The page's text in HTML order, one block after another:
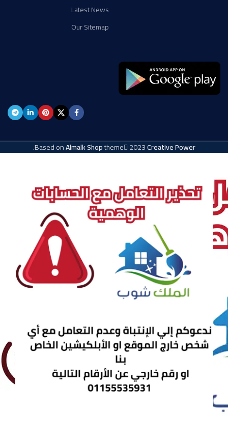
Latest News
Our Sitemap
Based onAlmalk Shoptheme 2023Creative Power
.